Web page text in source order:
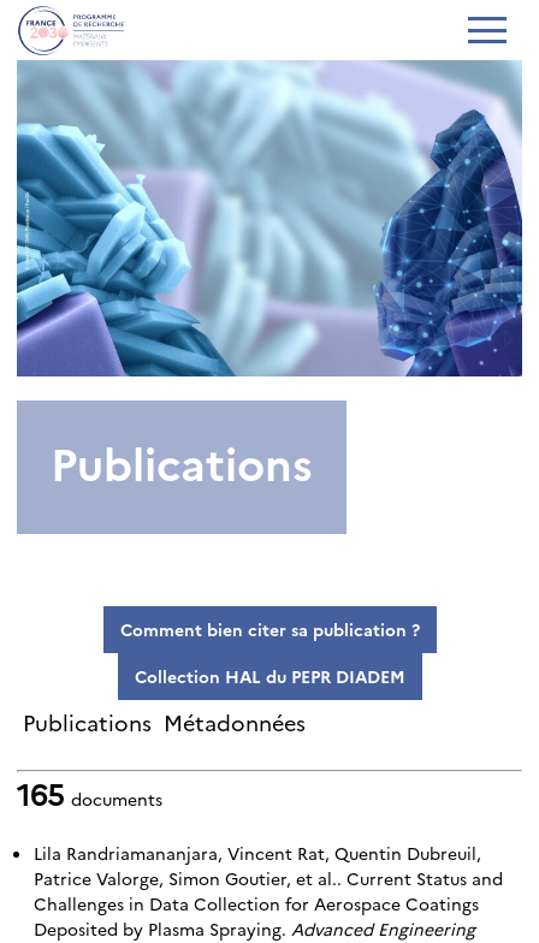
Publications
Comment bien citer sa publication ?
Collection HAL du PEPR DIADEM
Publications Métadonnées
165 documents
Lila Randriamananjara, Vincent Rat, Quentin Dubreuil,
Patrice Valorge, Simon Goutier, et al.. Current Status and
Challenges in Data Collection for Aerospace Coatings
Deposited by Plasma Spraying. Advanced Engineering